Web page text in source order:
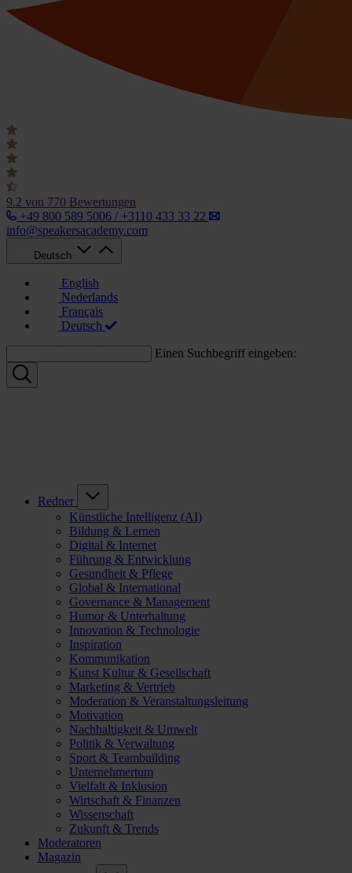
9.2 von 770 Bewertungen
+49 800 589 5006 / +3110 433 33 22
info@speakersacademy.com
Deutsch
English
Nederlands
Français
Deutsch
Einen Suchbegriff eingeben:
Redner
Künstliche Intelligenz (AI)
Bildung & Lernen
Digital & Internet
Führung & Entwicklung
Gesundheit & Pflege
Global & International
Governance & Management
Humor & Unterhaltung
Innovation & Technologie
Inspiration
Kommunikation
Kunst Kultur & Gesellschaft
Marketing & Vertrieb
Moderation & Veranstaltungsleitung
Motivation
Nachhaltigkeit & Umwelt
Politik & Verwaltung
Sport & Teambuilding
Unternehmertum
Vielfalt & Inklusion
Wirtschaft & Finanzen
Wissenschaft
Zukunft & Trends
Moderatoren
Magazin